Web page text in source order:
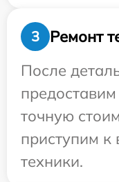
3
Ремонт
После
точную
приступим к
техники.